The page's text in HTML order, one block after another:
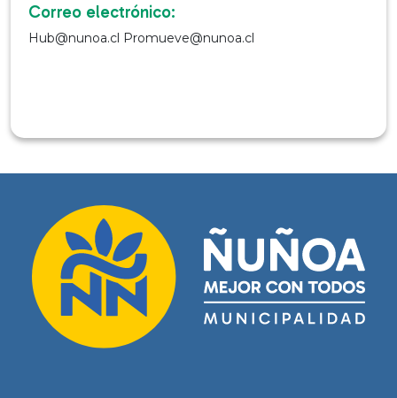
Correo electrónico:
Hub@nunoa.cl Promueve@nunoa.cl